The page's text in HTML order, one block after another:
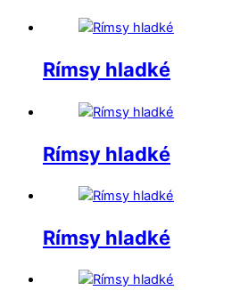
Rímsy hladké
Rímsy hladké
Rímsy hladké